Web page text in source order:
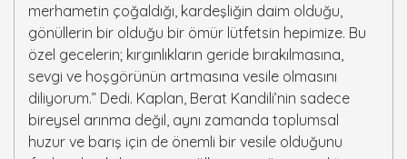
merhametin çoğaldığı, kardeşliğin daim olduğu,
gönüllerin bir olduğu bir ömür lütfetsin hepimize. Bu
özel gecelerin; kırgınlıkların geride bırakılmasına,
sevgi ve hoşgörünün artmasına vesile olmasını
diliyorum.” Dedi. Kaplan, Berat Kandili’nin sadece
bireysel arınma değil, aynı zamanda toplumsal
huzur ve barış için de önemli bir vesile olduğunu